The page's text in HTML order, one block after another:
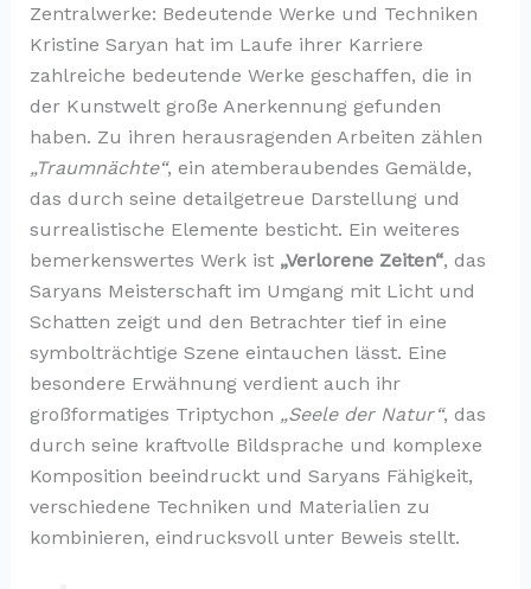
Zentralwerke: Bedeutende Werke und Techniken
Kristine Saryan hat im Laufe ihrer Karriere
zahlreiche bedeutende Werke geschaffen, die in
der Kunstwelt große Anerkennung gefunden
haben. Zu ihren herausragenden Arbeiten zählen
„Traumnächte“, ein atemberaubendes Gemälde,
das durch seine detailgetreue Darstellung und
surrealistische Elemente besticht. Ein weiteres
bemerkenswertes Werk ist „Verlorene Zeiten“, das
Saryans Meisterschaft im Umgang mit Licht und
Schatten zeigt und den Betrachter tief in eine
symbolträchtige Szene eintauchen lässt. Eine
besondere Erwähnung verdient auch ihr
großformatiges Triptychon „Seele der Natur“, das
durch seine kraftvolle Bildsprache und komplexe
Komposition beeindruckt und Saryans Fähigkeit,
verschiedene Techniken und Materialien zu
kombinieren, eindrucksvoll unter Beweis stellt.